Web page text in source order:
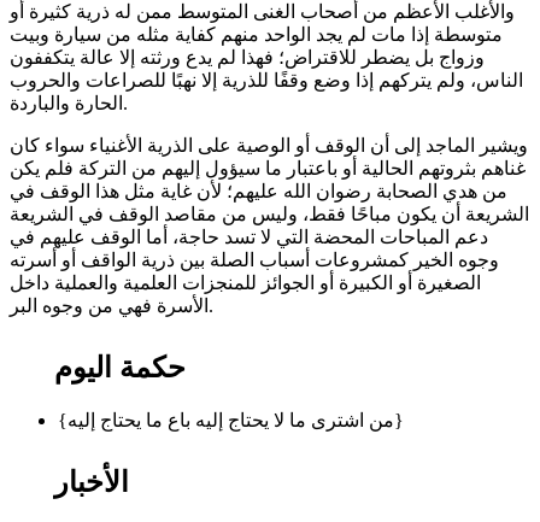
والأغلب الأعظم من أصحاب الغنى المتوسط ممن له ذرية كثيرة أو
متوسطة إذا مات لم يجد الواحد منهم كفاية مثله من سيارة وبيت
وزواج بل يضطر للاقتراض؛ فهذا لم يدع ورثته إلا عالة يتكففون
الناس، ولم يتركهم إذا وضع وقفًا للذرية إلا نهبًا للصراعات والحروب
الحارة والباردة.
ويشير الماجد إلى أن الوقف أو الوصية على الذرية الأغنياء سواء كان
غناهم بثروتهم الحالية أو باعتبار ما سيؤول إليهم من التركة فلم يكن
من هدي الصحابة رضوان الله عليهم؛ لأن غاية مثل هذا الوقف في
الشريعة أن يكون مباحًا فقط، وليس من مقاصد الوقف في الشريعة
دعم المباحات المحضة التي لا تسد حاجة، أما الوقف عليهم في
وجوه الخير كمشروعات أسباب الصلة بين ذرية الواقف أو أسرته
الصغيرة أو الكبيرة أو الجوائز للمنجزات العلمية والعملية داخل
الأسرة فهي من وجوه البر.
حكمة اليوم
{من اشترى ما لا يحتاج إليه باع ما يحتاج إليه}
الأخبار